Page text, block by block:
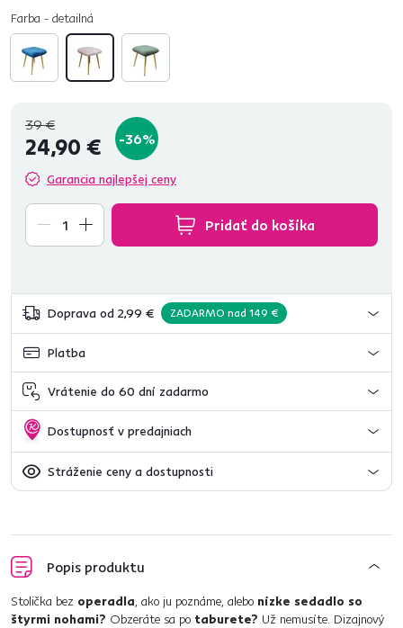
Farba - detailná
39 €
24,90 € -36%
Garancia najlepšej ceny
Pridať do košíka
Doprava od 2,99 € ZADARMO nad 149 €
Platba
Vrátenie do 60 dní zadarmo
Dostupnosť v predajniach
Stráženie ceny a dostupnosti
Popis produktu
Stolička bez operadla, ako ju poznáme, alebo nízke sedadlo so
štyrmi nohami? Obzeráte sa po taburete? Už nemusíte. Dizajnový